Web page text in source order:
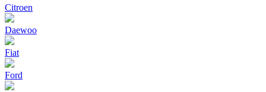
Citroen
Daewoo
Fiat
Ford